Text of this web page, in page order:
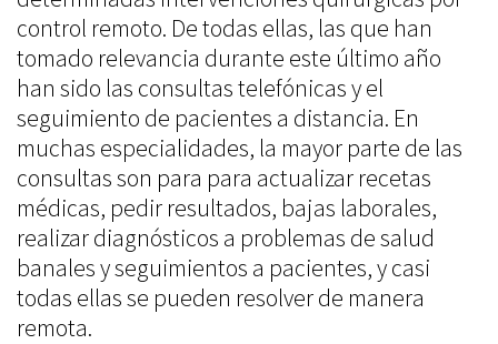
control remoto. De todas ellas, las que han
tomado relevancia durante este último año
han sido las consultas telefónicas y el
seguimiento de pacientes a distancia. En
muchas especialidades, la mayor parte de las
consultas son para para actualizar recetas
médicas, pedir resultados, bajas laborales,
realizar diagnósticos a problemas de salud
banales y seguimientos a pacientes, y casi
todas ellas se pueden resolver de manera
remota.